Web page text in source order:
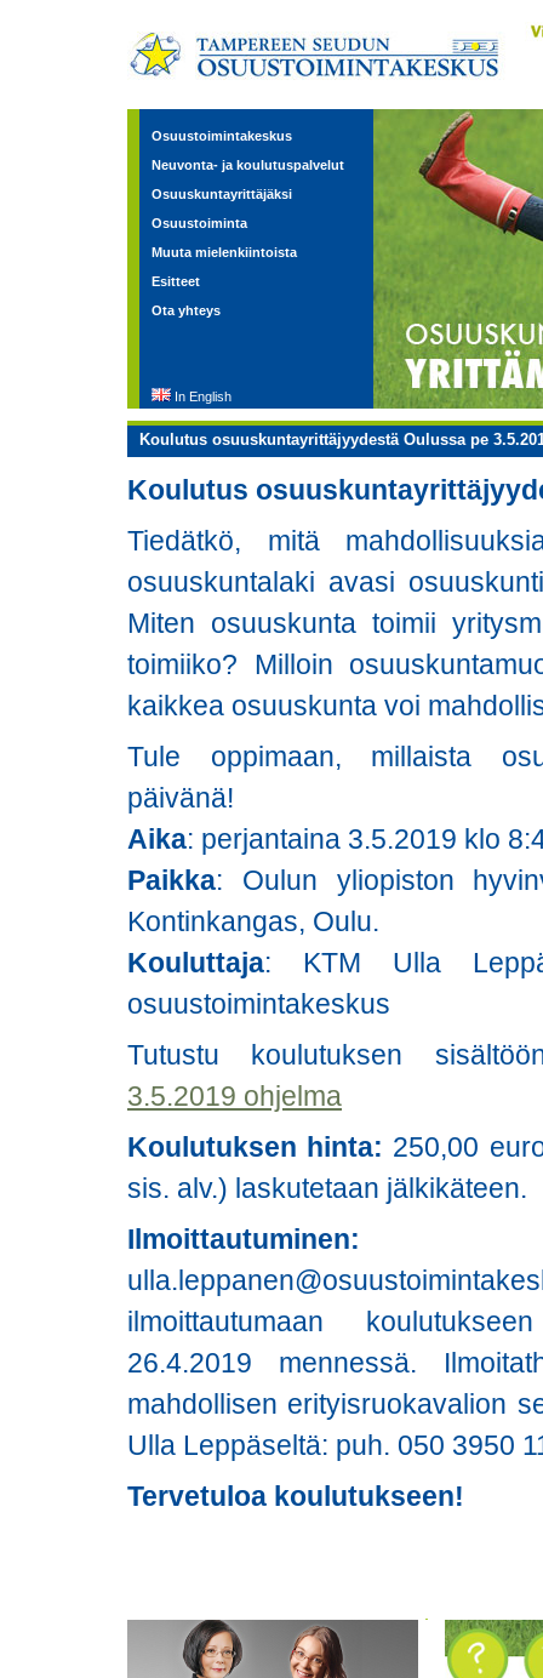
Osuustoimintakeskus
Neuvonta- ja koulutuspalvelut
Osuuskuntayrittäjäksi
Osuustoiminta
Muuta mielenkiintoista
Esitteet
Ota yhteys
In English
Koulutus osuuskuntayrittäjyydestä Oulussa pe
Koulutus
Tiedätkö, mitä
osuuskuntalaki avasi
Miten osuuskunta toimii
toimiiko? Milloin
kaikkea osuuskunta voi
Tule oppimaan, millaista
päivänä!
Aika: perjantaina 3.5.2019 klo
Paikka: Oulun yliopiston
Kontinkangas, Oulu.
Kouluttaja: KTM Ulla
osuustoimintakeskus
Tutustu koulutuksen
3.5.2019 ohjelma
Koulutuksen hinta: 250,00
sis. alv.) laskutetaan jälkikäteen.
ilmoittautumaan
26.4.2019 mennessä.
mahdollisen erityisruokavalion
Ulla Leppäseltä: puh. 050 3950
Tervetuloa koulutukseen!